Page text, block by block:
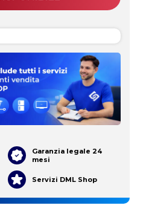
Garanzia legale 24
mesi
Servizi DML Shop